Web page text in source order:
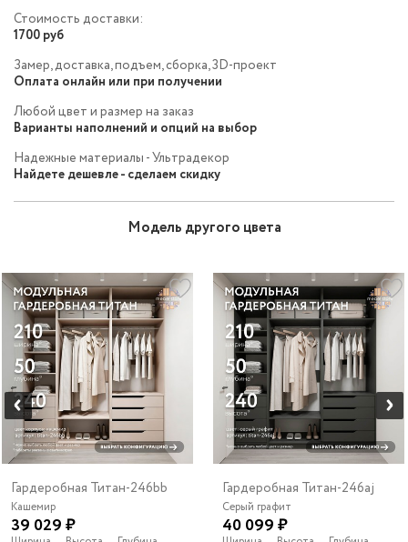
Стоимость доставки:
1700 руб
Замер, доставка, подъем, сборка, 3D-проект
Оплата онлайн или при получении
Любой цвет и размер на заказ
Варианты наполнений и опций на выбор
Надежные материалы - Ультрадекор
Найдете дешевле - сделаем скидку
Модель другого цвета
Гардеробная Титан-246bb
Кашемир
39 029 ₽
Гардеробная Титан-246aj
Серый графит
40 099 ₽